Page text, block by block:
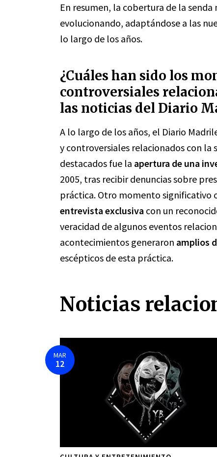
En resumen, la cobertura de la
evolucionando, adaptándose a las
lo largo de los años.
¿Cuáles han sido los
controversiales
las noticias del Diario
A lo largo de los años, el Diario
y controversiales relacionados con la
destacados fue la apertura de una
2005, tras recibir denuncias sobre
práctica. Otro momento significativo
entrevista exclusiva con un
veracidad de algunos eventos
acontecimientos generaron amplios
escépticos de esta práctica.
Noticias
MAR
12